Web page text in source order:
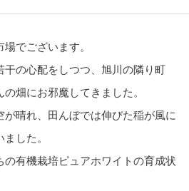
でございます。
干の心配をしつつ、旭川の隣り町
の畑にお邪魔してきました。
晴れ、田んぼでは伸びた稲が風に
した。
の有機栽培ピュアホワイトの育成状